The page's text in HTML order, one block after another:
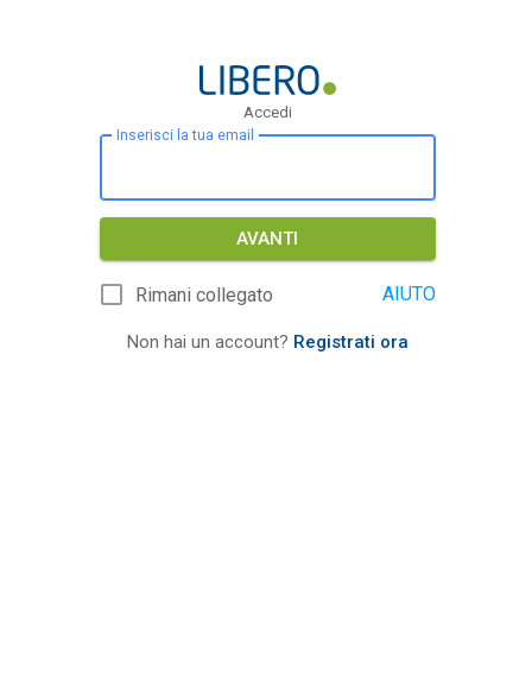
Accedi
Inserisci la tua email
AVANTI
Rimani collegato AIUTO
Non hai un account? Registrati ora